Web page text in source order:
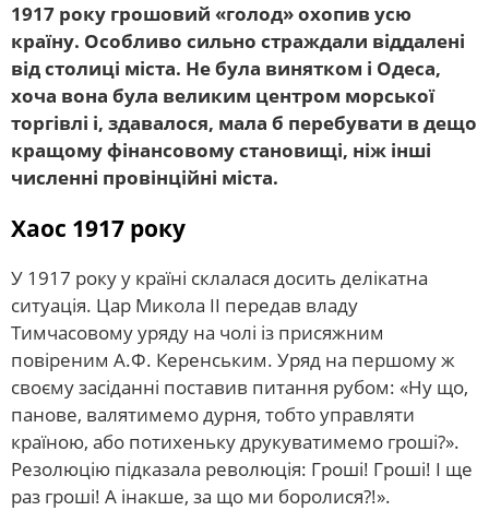
1917 року грошовий «голод» охопив усю
країну. Особливо сильно страждали віддалені
від столиці міста. Не була винятком і Одеса,
хоча вона була великим центром морської
торгівлі і, здавалося, мала б перебувати в дещо
кращому фінансовому становищі, ніж інші
численні провінційні міста.
Хаос 1917 року
У 1917 року у країні склалася досить делікатна
ситуація. Цар Микола II передав владу
Тимчасовому уряду на чолі із присяжним
повіреним А.Ф. Керенським. Уряд на першому ж
своєму засіданні поставив питання рубом: «Ну що,
панове, валятимемо дурня, тобто управляти
країною, або потихеньку друкуватимемо гроші?».
Резолюцію підказала революція: Гроші! Гроші! І ще
раз гроші! А інакше, за що ми боролися?!».